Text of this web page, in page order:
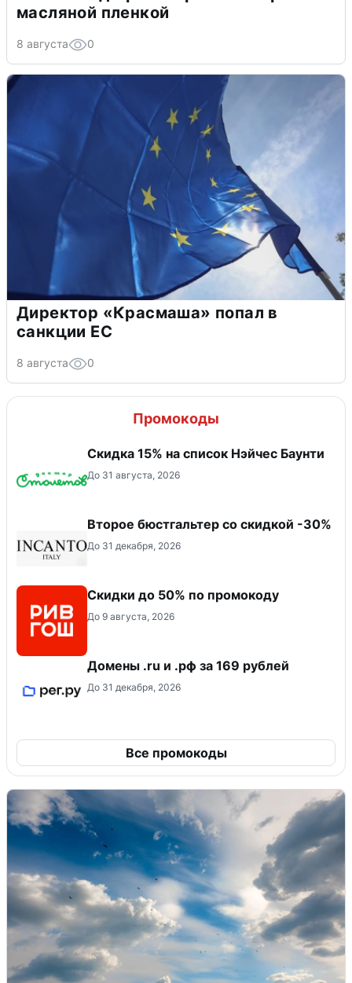
масляной пленкой
8 августа 0
Директор «Красмаша» попал в
санкции ЕС
8 августа 0
Промокоды
Скидка 15% на список Нэйчес Баунти
До 31 августа, 2026
Второе бюстгальтер со скидкой -30%
До 31 декабря, 2026
Скидки до 50% по промокоду
До 9 августа, 2026
Домены .ru и .рф за 169 рублей
До 31 декабря, 2026
Все промокоды